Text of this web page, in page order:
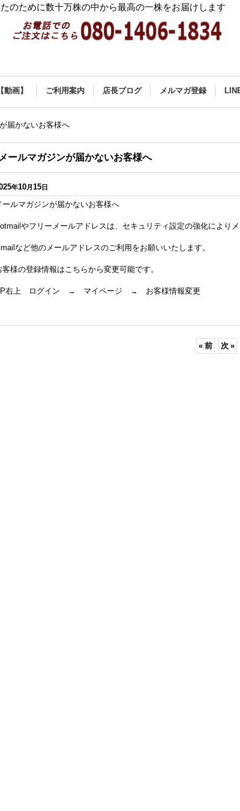
ために数十万株の中から最高の一株をお届けします
画】 ご利用案内 店長ブログ メルマガ登録
届かないお客様へ
メールマガジンが届かないお客様へ
年10月15日
ールマガジンが届かないお客様へ
やフリーメールアドレスは、セキュリティ設定の強化により
など他のメールアドレスのご利用をお願いいたします。
客様の登録情報はこちらから変更可能です。
右上 ログイン → マイページ → お客様情報変更
« 前 次 »